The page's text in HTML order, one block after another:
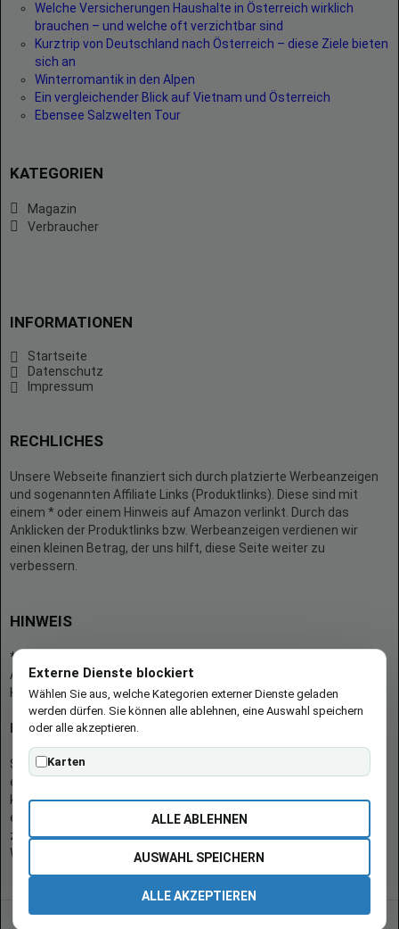
Welche Versicherungen Haushalte in Österreich wirklich
brauchen – und welche oft verzichtbar sind
Kurztrip von Deutschland nach Österreich – diese Ziele bieten
sich an
Winterromantik in den Alpen
Ein vergleichender Blick auf Vietnam und Österreich
Ebensee Salzwelten Tour
KATEGORIEN
Magazin
Verbraucher
INFORMATIONEN
Startseite
Datenschutz
Impressum
RECHLICHES
Unsere Webseite finanziert sich durch platzierte Werbeanzeigen
und sogenannten Affiliate Links (Produktlinks). Diese sind mit
einem * oder einem Hinweis auf Amazon verlinkt. Durch das
Anklicken der Produktlinks bzw. Werbeanzeigen verdienen wir
einen kleinen Betrag, der uns hilft, diese Seite weiter zu
verbessern.
HINWEIS
* = Afilliate-Link (=Werbung)
Als Amazon-Partner verdient der Seitenbetreiber an qualifizierten
Käufen.
Hinweis zu Preisen und Verfügbarkeiten
Sofern Produktpreise und Verfügbarkeiten angezeigt werden,
entsprechen diese dem angegebenen Stand (Datum/Uhrzeit) und
können sich auf der verlinkten Seite jederzeit ändern. Für den Kauf
eines Produkts gelten die Angaben zu Preis und Verfügbarkeit, die
zum Kaufzeitpunkt [auf der/den maßgeblichen Amazon-
Website(s)] angezeigt werden.
Externe Dienste blockiert
Wählen Sie aus, welche Kategorien externer Dienste geladen
werden dürfen. Sie können alle ablehnen, eine Auswahl speichern
oder alle akzeptieren.
Karten
ALLE ABLEHNEN
AUSWAHL SPEICHERN
ALLE AKZEPTIEREN